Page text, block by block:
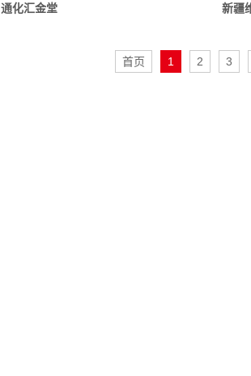
通化汇金堂 新疆
首页 1 2 3